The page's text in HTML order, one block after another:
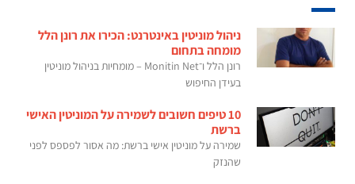
ניהול מוניטין באינטרנט: הכירו את רונן הלל
מומחה בתחום
רונן הלל ו־Monitin Net – מומחיות בניהול מוניטין
בעידן החיפוש
10 טיפים חשובים לשמירה על המוניטין האישי
ברשת
שמירה על מוניטין אישי ברשת: מה אסור לפספס לפני
שהנזק